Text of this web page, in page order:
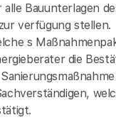
Bauunterlagen
verfügung stellen.
s
die